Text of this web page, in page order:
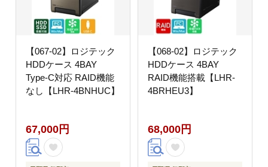
【067-02】ロジテック
HDDケース 4BAY
Type-C対応 RAID機能
なし【LHR-4BNHUC】
67,000円
【068-02】ロジテック
HDDケース 4BAY
RAID機能搭載【LHR-
4BRHEU3】
68,000円